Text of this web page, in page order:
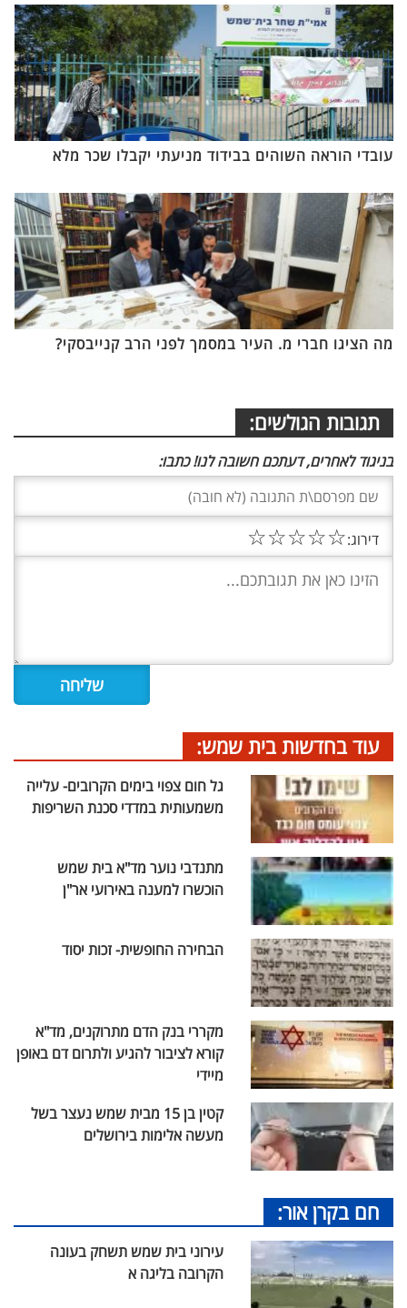
עובדי הוראה השוהים בבידוד מניעתי יקבלו שכר מלא
מה הציגו חברי מ. העיר במסמך לפני הרב קנייבסקי?
תגובות הגולשים:
בניגוד לאחרים, דעתכם חשובה לנו! כתבו:
דירוג:☆
☆
☆
☆
☆
עוד בחדשות בית שמש:
גל חום צפוי בימים הקרובים- עלייה
משמעותית במדדי סכנת השריפות
מתנדבי נוער מד"א בית שמש
הוכשרו למענה באירועי אר"ן
הבחירה החופשית- זכות יסוד
מקררי בנק הדם מתרוקנים, מד"א
קורא לציבור להגיע ולתרום דם באופן
מיידי
קטין בן 15 מבית שמש נעצר בשל
מעשה אלימות בירושלים
חם בקרן אור:
עירוני בית שמש תשחק בעונה
הקרובה בליגה א